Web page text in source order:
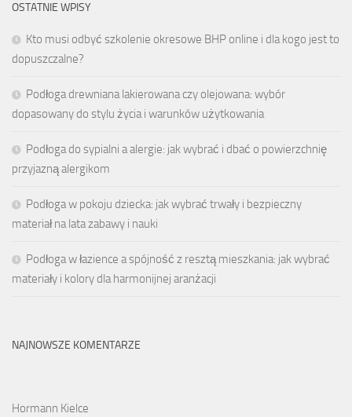
OSTATNIE WPISY
Kto musi odbyć szkolenie okresowe BHP online i dla kogo jest to
dopuszczalne?
Podłoga drewniana lakierowana czy olejowana: wybór
dopasowany do stylu życia i warunków użytkowania
Podłoga do sypialni a alergie: jak wybrać i dbać o powierzchnię
przyjazną alergikom
Podłoga w pokoju dziecka: jak wybrać trwały i bezpieczny
materiał na lata zabawy i nauki
Podłoga w łazience a spójność z resztą mieszkania: jak wybrać
materiały i kolory dla harmonijnej aranżacji
NAJNOWSZE KOMENTARZE
Hormann Kielce